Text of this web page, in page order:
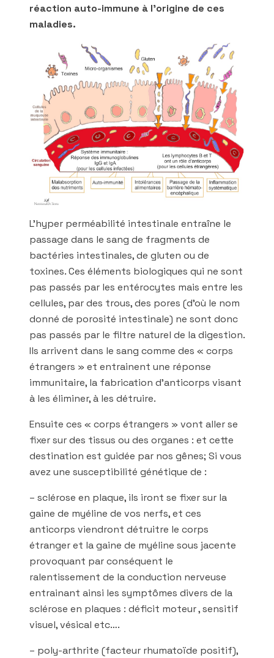
réaction auto-immune à l’origine de ces
maladies.
L’hyper perméabilité intestinale entraîne le
passage dans le sang de fragments de
bactéries intestinales, de gluten ou de
toxines. Ces éléments biologiques qui ne sont
pas passés par les entérocytes mais entre les
cellules, par des trous, des pores (d’où le nom
donné de porosité intestinale) ne sont donc
pas passés par le filtre naturel de la digestion.
Ils arrivent dans le sang comme des « corps
étrangers » et entrainent une réponse
immunitaire, la fabrication d’anticorps visant
à les éliminer, à les détruire.
Ensuite ces « corps étrangers » vont aller se
fixer sur des tissus ou des organes : et cette
destination est guidée par nos gênes; Si vous
avez une susceptibilité génétique de :
– sclérose en plaque, ils iront se fixer sur la
gaine de myéline de vos nerfs, et ces
anticorps viendront détruitre le corps
étranger et la gaine de myéline sous jacente
provoquant par conséquent le
ralentissement de la conduction nerveuse
entrainant ainsi les symptômes divers de la
sclérose en plaques : déficit moteur , sensitif
visuel, vésical etc….
– poly-arthrite (facteur rhumatoïde positif),